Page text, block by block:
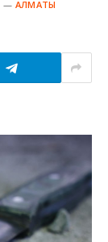
АЛМАТЫ